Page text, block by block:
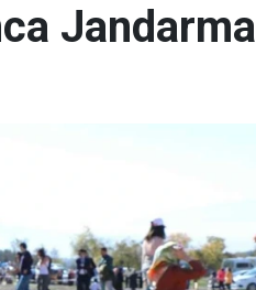
Jandarma